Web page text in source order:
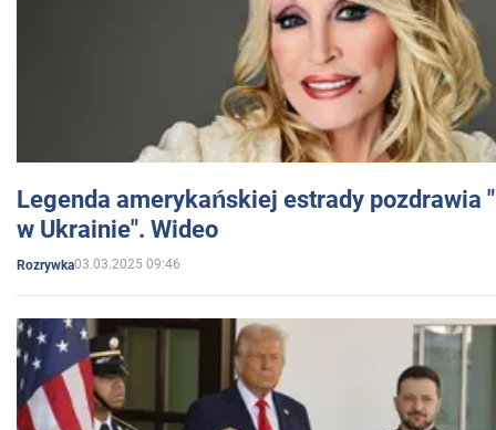
Legenda amerykańskiej estrady pozdrawia
w Ukrainie". Wideo
Rozrywka03.03.2025 09:46